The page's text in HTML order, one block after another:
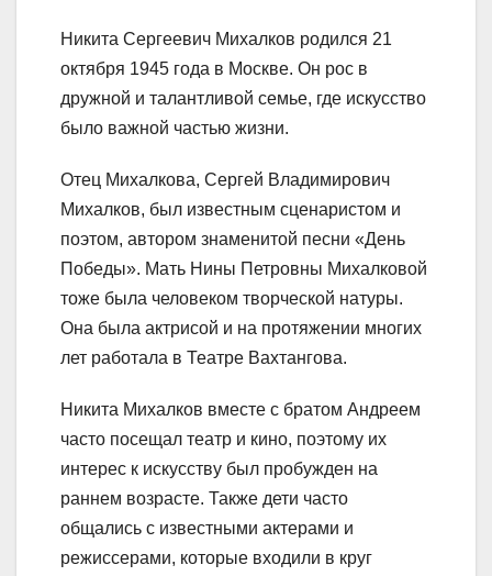
Никита Сергеевич Михалков родился 21
октября 1945 года в Москве. Он рос в
дружной и талантливой семье, где искусство
было важной частью жизни.
Отец Михалкова, Сергей Владимирович
Михалков, был известным сценаристом и
поэтом, автором знаменитой песни «День
Победы». Мать Нины Петровны Михалковой
тоже была человеком творческой натуры.
Она была актрисой и на протяжении многих
лет работала в Театре Вахтангова.
Никита Михалков вместе с братом Андреем
часто посещал театр и кино, поэтому их
интерес к искусству был пробужден на
раннем возрасте. Также дети часто
общались с известными актерами и
режиссерами, которые входили в круг